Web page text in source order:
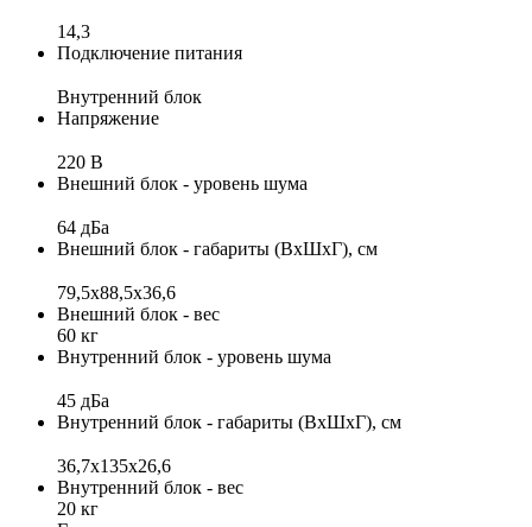
14,3
Подключение питания
Внутренний блок
Напряжение
220 В
Внешний блок - уровень шума
64 дБа
Внешний блок - габариты (ВхШхГ), см
79,5x88,5x36,6
Внешний блок - вес
60 кг
Внутренний блок - уровень шума
45 дБа
Внутренний блок - габариты (ВхШхГ), см
36,7x135x26,6
Внутренний блок - вес
20 кг